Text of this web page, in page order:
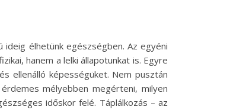
ideig élhetünk egészségben. Az egyéni
hanem a lelki állapotunkat is. Egyre
ellenálló képességüket. Nem pusztán
mélyebben megérteni, milyen
időskor felé. Táplálkozás – az